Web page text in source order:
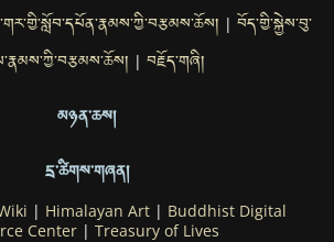
| བོད་གྱི་སྐྱེས་བུ་
| བརྗོད་གཞི།
མཉན་ཆས།
དྲ་ཚིགས་གཞན།
| Himalayan Art| Buddhist Digital
Center | Treasury of Lives